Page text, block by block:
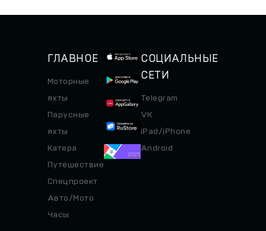
ГЛАВНОЕ
Моторные
яхты
Парусные
яхты
Катера
Путешествие
Спецпроект
Авто/Мото
Часы
СОЦИАЛЬНЫЕ
СЕТИ
Telegram
VK
iPad/iPhone
Android